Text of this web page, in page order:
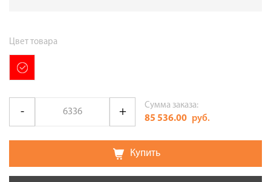
Цвет товара
Сумма заказа:
85 536.00 руб.
Купить